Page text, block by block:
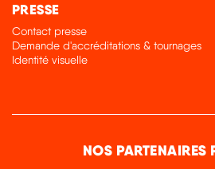
PRESSE
Contact presse
Demande d'accréditations & tournages
Identité visuelle
NOS PARTENAIRES